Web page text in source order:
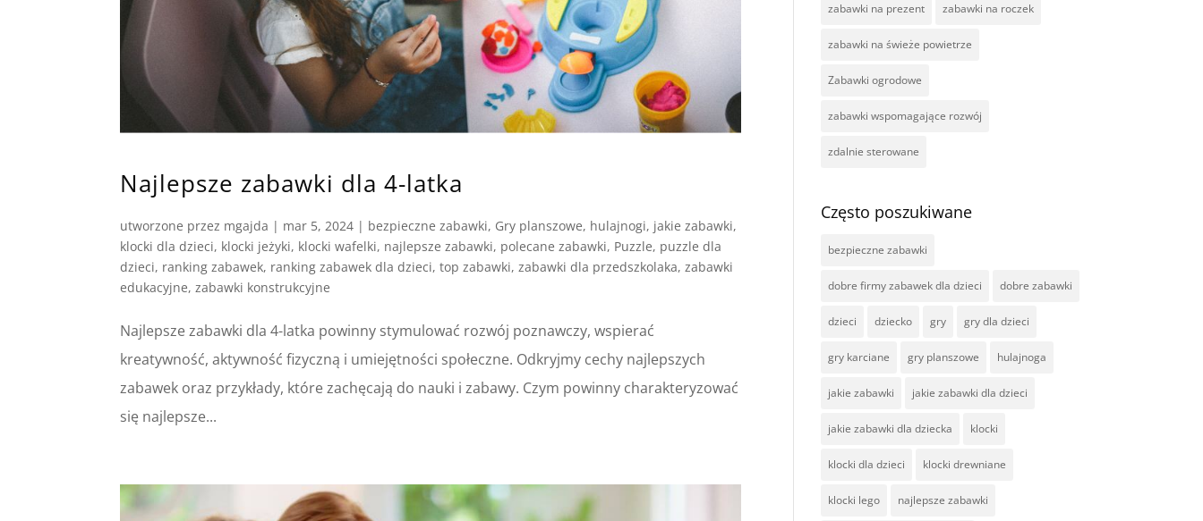
Najlepsze zabawki dla 4-latka
utworzone przez mgajda | mar 5, 2024 | bezpieczne zabawki, Gry planszowe, hulajnogi, jakie zabawki,
klocki dla dzieci, klocki jeżyki, klocki wafelki, najlepsze zabawki, polecane zabawki, Puzzle, puzzle dla
dzieci, ranking zabawek, ranking zabawek dla dzieci,top zabawki,zabawki dla przedszkolaka,zabawki
edukacyjne,zabawki konstrukcyjne
Najlepsze zabawki dla 4-latka powinny stymulować rozwój poznawczy, wspierać
kreatywność, aktywność fizyczną i umiejętności społeczne. Odkryjmy cechy najlepszych
zabawek oraz przykłady, które zachęcają do nauki i zabawy. Czym powinny charakteryzować
się najlepsze...
zabawki na prezent zabawki na roczek
zabawki na świeże powietrze
Zabawki ogrodowe
zabawki wspomagające rozwój
zdalnie sterowane
Często poszukiwane
bezpieczne zabawki
dobre firmy zabawek dla dzieci dobre zabawki
dzieci dziecko gry gry dla dzieci
gry karciane gry planszowe hulajnoga
jakie zabawki jakie zabawki dla dzieci
jakie zabawki dla dziecka klocki
klocki dla dzieci klocki drewniane
klocki lego najlepsze zabawki